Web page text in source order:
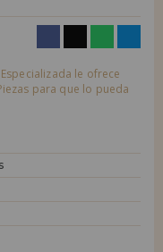
en tu negocio
para la distribución.
Especializada le ofrece
para que lo pueda